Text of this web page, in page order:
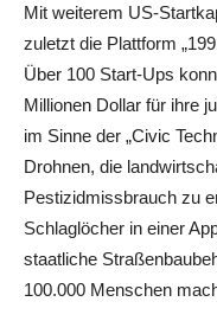
Mit weiterem US-
zuletzt die Plattform
Über 100 Start-Ups
Millionen Dollar für ihre
im Sinne der „Civic
Drohnen, die
Pestizidmissbrauch zu
Schlaglöcher in einer
staatliche
100.000 Menschen